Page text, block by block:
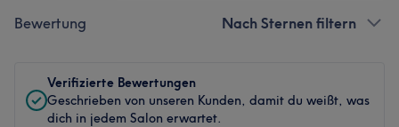
Bewertung Nach Sternen filtern
Verifizierte Bewertungen
Geschrieben von unseren Kunden, damit du weißt, was
dich in jedem Salon erwartet.